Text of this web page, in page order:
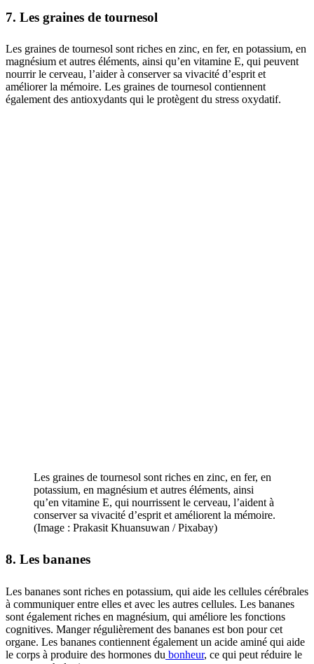
7. Les graines de tournesol
Les graines de tournesol sont riches en zinc, en fer, en potassium, en
magnésium et autres éléments, ainsi qu’en vitamine E, qui peuvent
nourrir le cerveau, l’aider à conserver sa vivacité d’esprit et
améliorer la mémoire. Les graines de tournesol contiennent
également des antioxydants qui le protègent du stress oxydatif.
Les graines de tournesol sont riches en zinc, en fer, en
potassium, en magnésium et autres éléments, ainsi
qu’en vitamine E, qui nourrissent le cerveau, l’aident à
conserver sa vivacité d’esprit et améliorent la mémoire.
(Image : Prakasit Khuansuwan / Pixabay)
8. Les bananes
Les bananes sont riches en potassium, qui aide les cellules cérébrales
à communiquer entre elles et avec les autres cellules. Les bananes
sont également riches en magnésium, qui améliore les fonctions
cognitives. Manger régulièrement des bananes est bon pour cet
organe. Les bananes contiennent également un acide aminé qui aide
le corps à produire des hormones du bonheur, ce qui peut réduire le